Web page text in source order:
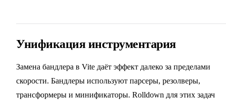
Унификация инструментария
Замена бандлера в Vite даёт эффект далеко за пределами
скорости. Бандлеры используют парсеры, резолверы,
трансформеры и минификаторы. Rolldown для этих задач